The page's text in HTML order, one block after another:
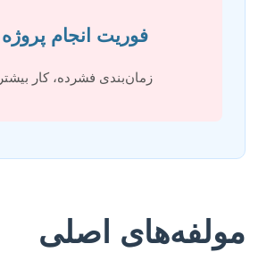
فوریت انجام پروژه
زمان‌بندی فشرده، کار بیشتر
مولفه‌های اصلی